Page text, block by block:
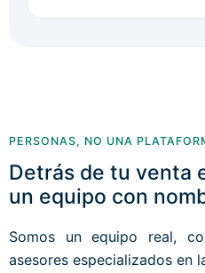
PERSONAS, NO UNA
Detrás de tu venta
un equipo con
Somos un equipo real,
asesores especializados en